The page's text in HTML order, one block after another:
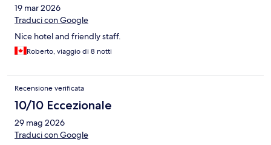
19 mar 2026
Traduci con Google
Nice hotel and friendly staff.
Roberto, viaggio di 8 notti
Recensione verificata
10/10 Eccezionale
29 mag 2026
Traduci con Google